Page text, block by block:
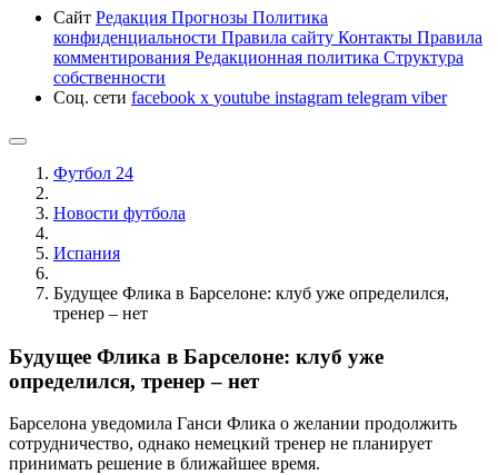
Сайт Редакция Прогнозы Политика
конфиденциальности Правила сайту Контакты Правила
комментирования Редакционная политика Структура
собственности
Соц. сети facebook x youtube instagram telegram viber
Футбол 24
Новости футбола
Испания
Будущее Флика в Барселоне: клуб уже определился,
тренер – нет
Будущее Флика в Барселоне: клуб уже
определился, тренер – нет
Барселона уведомила Ганси Флика о желании продолжить
сотрудничество, однако немецкий тренер не планирует
принимать решение в ближайшее время.